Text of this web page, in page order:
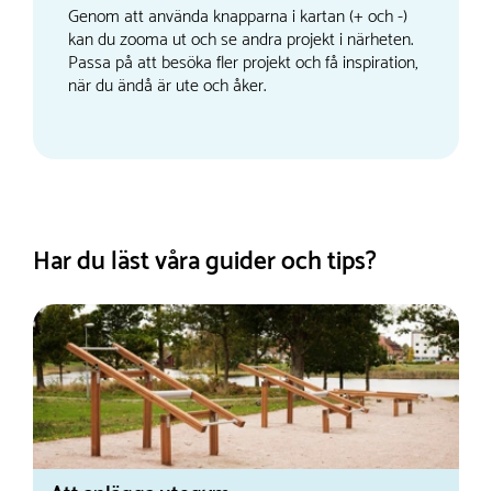
Genom att använda knapparna i kartan (+ och -)
kan du zooma ut och se andra projekt i närheten.
Passa på att besöka fler projekt och få inspiration,
när du ändå är ute och åker.
Har du läst våra guider och tips?